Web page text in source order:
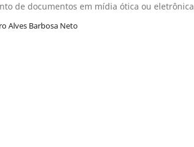
de documentos em mídia ótica ou eletrônica
Alves Barbosa Neto